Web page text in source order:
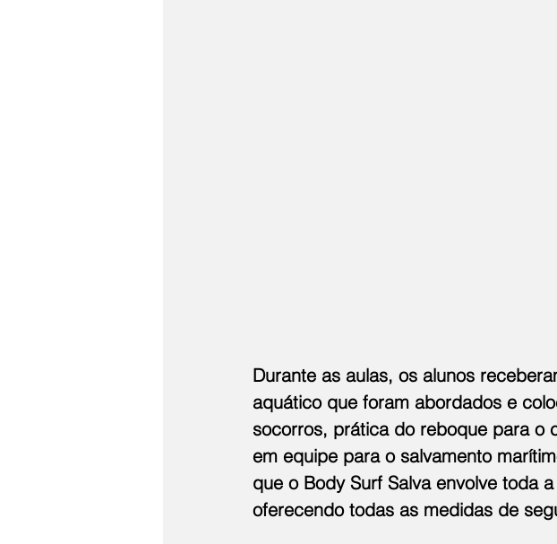
Durante as aulas, os alunos
aquático que foram abordados e
socorros, prática do reboque para o
em equipe para o salvamento
que o Body Surf Salva envolve toda
oferecendo todas as medidas de